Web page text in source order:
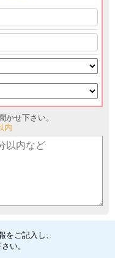
かせ下さい。
内
をご記入し、
い。